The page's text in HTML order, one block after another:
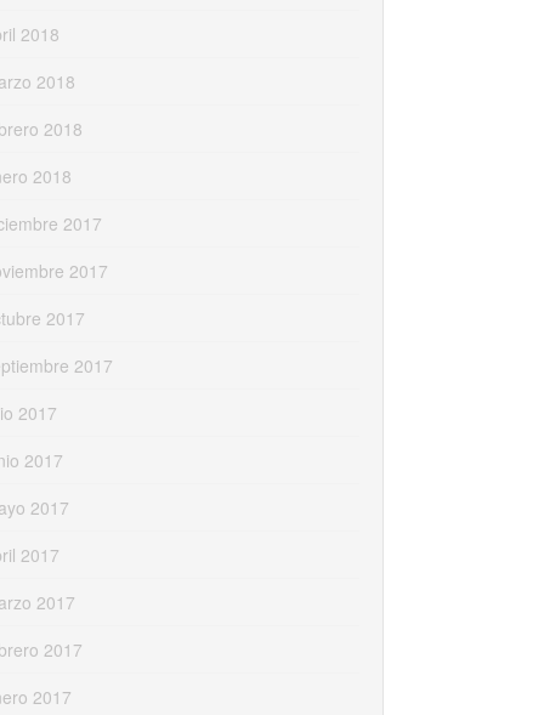
2018
2018
2018
2018
2017
2017
2017
2017
2017
2017
2017
2017
2017
2017
2017